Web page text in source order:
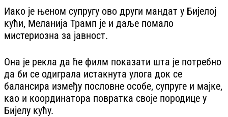
Иако је њеном супругу ово други мандат у Бијелој
кући, Меланија Трамп је и даље помало
мистериозна за јавност.
Она је рекла да ће филм показати шта је потребно
да би се одиграла истакнута улога док се
балансира између пословне особе, супруге и мајке,
као и координатора повратка своје породице у
Бијелу кућу.